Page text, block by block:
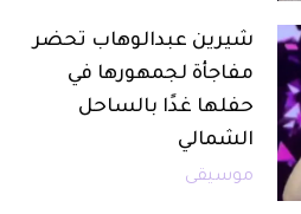
شيرين عبدالوهاب تحضر
مفاجأة لجمهورها في
حفلها غدًا بالساحل
الشمالي
موسيقى